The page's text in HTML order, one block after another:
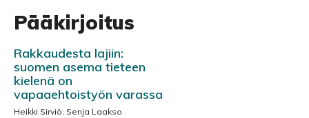
Pääkirjoitus
Rakkaudesta lajiin:
suomen asema tieteen
kielenä on
vapaaehtoistyön varassa
Heikki Sirviö; Senja Laakso